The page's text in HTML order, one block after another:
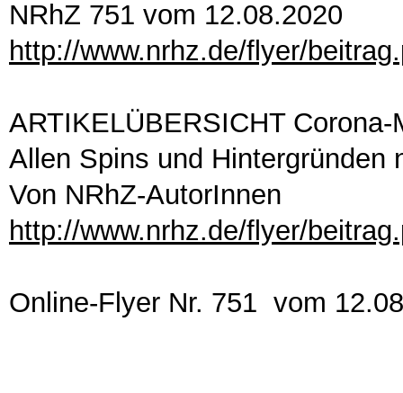
NRhZ 751 vom 12.08.2020
http://www.nrhz.de/flyer/
ARTIKELÜBERSICHT Corona-
Allen Spins und Hintergründen
Von NRhZ-AutorInnen
http://www.nrhz.de/flyer/
Online-Flyer Nr. 751 vom